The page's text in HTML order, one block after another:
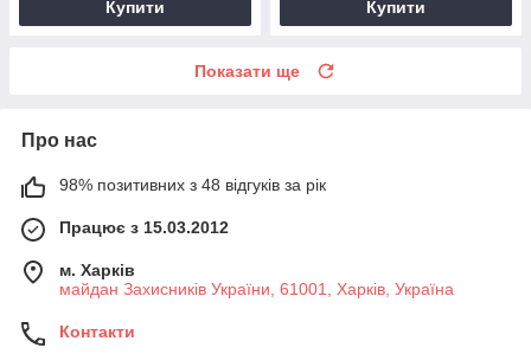
Купити Купити
Показати ще
Про нас
98% позитивних з 48 відгуків за рік
Працює з 15.03.2012
м. Харків
майдан Захисників України, 61001, Харків, Україна
Контакти